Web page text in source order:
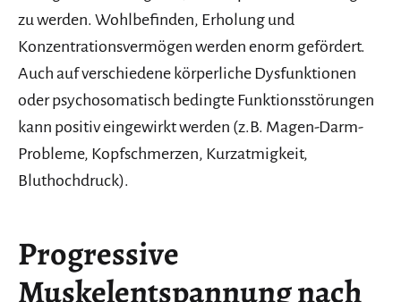
zu werden. Wohlbefinden, Erholung und
Konzentrationsvermögen werden enorm gefördert.
Auch auf verschiedene körperliche Dysfunktionen
oder psychosomatisch bedingte Funktionsstörungen
kann positiv eingewirkt werden (z.B. Magen-Darm-
Probleme, Kopfschmerzen, Kurzatmigkeit,
Bluthochdruck).
Progressive
Muskelentspannung nach